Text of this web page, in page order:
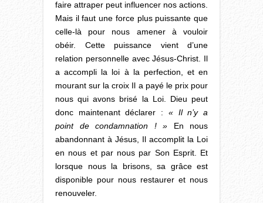
faire attraper peut influencer nos actions.
Mais il faut une force plus puissante que
celle-là pour nous amener à vouloir
obéir. Cette puissance vient d’une
relation personnelle avec Jésus-Christ. Il
a accompli la loi à la perfection, et en
mourant sur la croix Il a payé le prix pour
nous qui avons brisé la Loi. Dieu peut
donc maintenant déclarer : « Il n’y a
point de condamnation ! » En nous
abandonnant à Jésus, Il accomplit la Loi
en nous et par nous par Son Esprit. Et
lorsque nous la brisons, sa grâce est
disponible pour nous restaurer et nous
renouveler.